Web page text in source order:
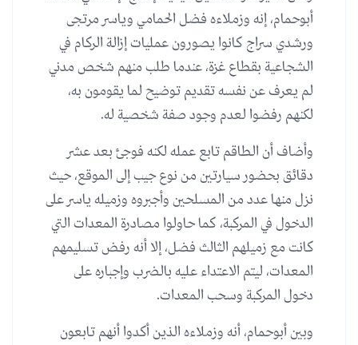
أبوحمام، إنه وزملاءه فضل الحمامي وياسر مرتجى
ورشدي سراج كانوا يصورون عمليات إزالة الركام في
الشجاعية بقطاع غزة، عندما طلب منهم شخص مدني
لم يعرف عن نفسه تقديم توضيح لما يقومون به،
لكنهم رفضوا لعدم وجود صفة شخصية له.
وأضاف أن الطاقم تابع عمله لكنه فوجئ بعد عشر
دقائق بحضور سيارتين من نوع جيب إلى الموقع، حيث
نزل منها عدد من المسلحين وأجبروه وزميله ياسر على
الدخول في المركبة، كما حاولوا مصادرة المعدات التي
كانت مع زميلهم الثالث فضل، إلا أنه رفض تسليمهم
المعدات، ليتم الاعتداء عليه بالضرب وإجباره على
دخول المركبة وسحب المعدات.
وبين أبوحمام، أنه وزملاءه الذين أكدوا أنهم تابعون